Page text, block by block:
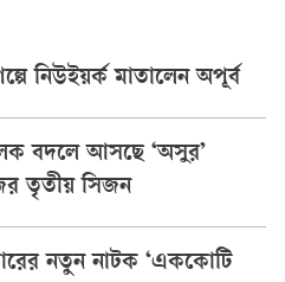
নিউইয়র্ক মাতালেন অপূর্ব
বদলে আসছে ‘অসুর’
তৃতীয় সিজন
নতুন নাটক ‘এককোটি